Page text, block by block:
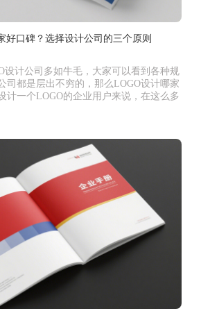
好口碑？选择设计公司的三个原则
设计公司多如牛毛，大家可以看到各种规
司都是层出不穷的，那么LOGO设计哪家
计一个LOGO的企业用户来说，在这么多